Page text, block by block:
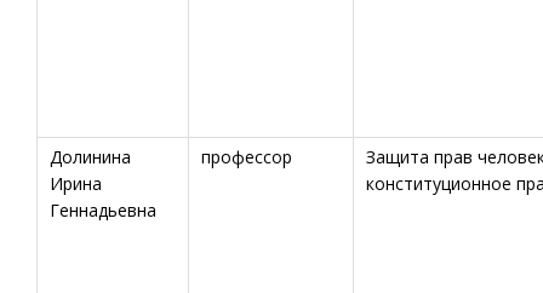
Долинина
Ирина
Геннадьевна
профессор
Защита прав
конституционное